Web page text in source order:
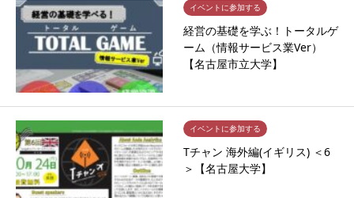
イベントに参加する
経営の基礎を学ぶ！トータルゲ
ーム（情報サービス業Ver）
【名古屋市立大学】
イベントに参加する
Tチャン 海外編(イギリス) ＜6
＞【名古屋大学】